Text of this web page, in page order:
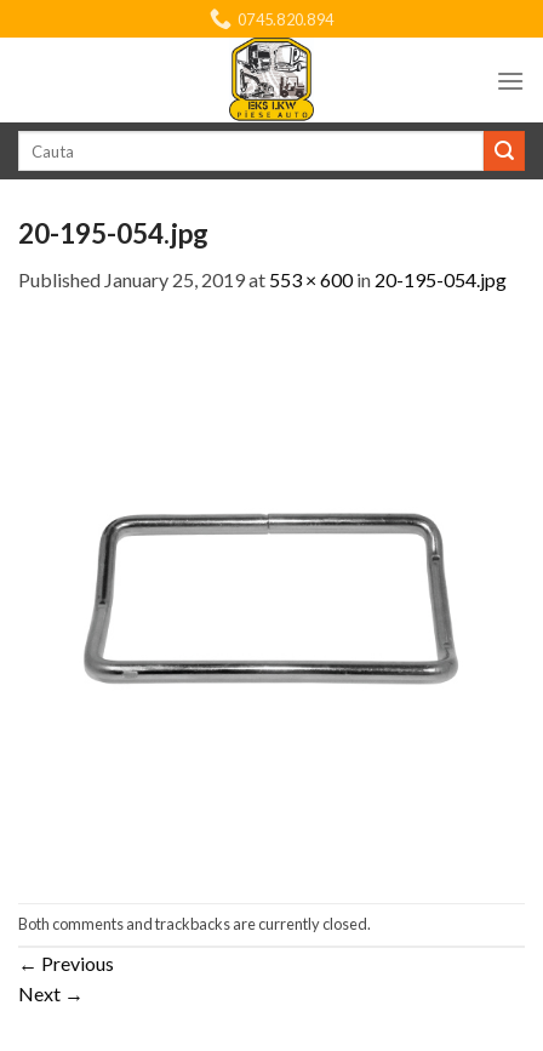
to
0745.820.894
20-195-054.jpg
Published January 25, 2019at 553 × 600in 20-195-054.jpg
Both comments and trackbacks are currently closed.
← Previous
Next →